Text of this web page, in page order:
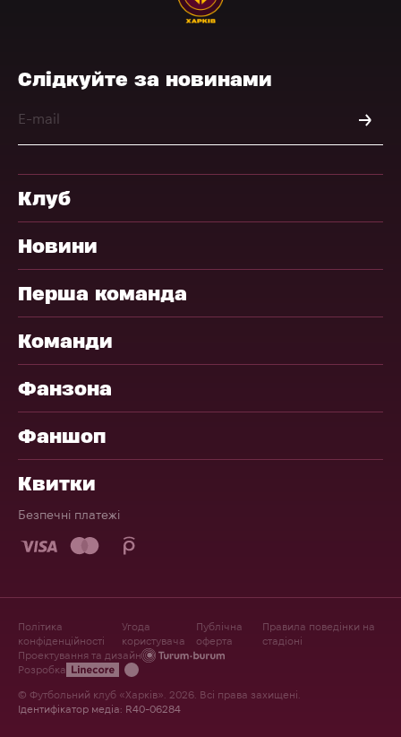
Слідкуйте за новинами
Клуб
Новини
Перша команда
Команди
Фанзона
Фаншоп
Квитки
Безпечні платежі
Політика
конфіденційності
Угода
користувача
Публічна
оферта
Правила поведінки на
стадіоні
Проектування та дизайн
Розробка
© Футбольний клуб «Харків». 2026. Всі права захищені.
Ідентифікатор медіа: R40-06284